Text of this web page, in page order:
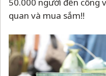
50.000 người đến công
quan và mua sắm!!